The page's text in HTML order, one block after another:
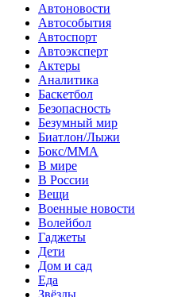
Автоновости
Автособытия
Автоспорт
Автоэксперт
Актеры
Аналитика
Баскетбол
Безопасность
Безумный мир
Биатлон/Лыжи
Бокс/MMA
В мире
В России
Вещи
Военные новости
Волейбол
Гаджеты
Дети
Дом и сад
Еда
Звёзды